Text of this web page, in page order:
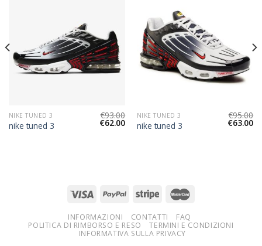
NIKE TUNED 3
nike tuned 3
€93.00
€62.00
NIKE TUNED 3
nike tuned 3
€95.00
€63.00
INFORMAZIONI CONTATTI
FAQ
POLITICA DI RIMBORSO E RESO
TERMINI E CONDIZIONI
INFORMATIVA SULLA PRIVACY